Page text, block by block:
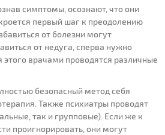
симптомы, осознают, что они
первый шаг к преодолению
от болезни могут
от недуга, сперва нужно
этого врачами проводятся различные
безопасный метод себя
Также психиатры проводят
так и групповые). Если же к
проигнорировать, они могут